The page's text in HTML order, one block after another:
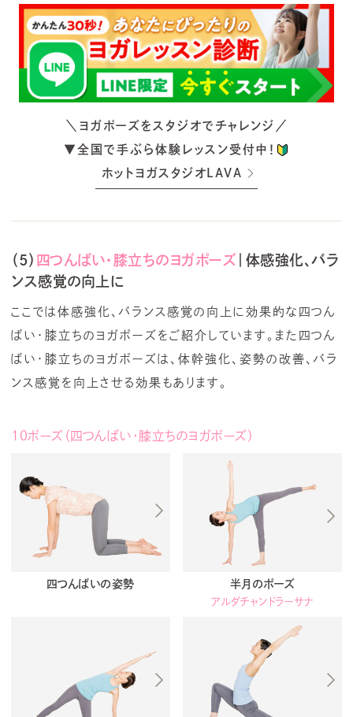
＼ヨガポーズをスタジオでチャレンジ／
▼全国で手ぶら体験レッスン受付中！
ホットヨガスタジオLAVA
（5） 四つんばい・膝立ちのヨガポーズ ｜体感強化、バラ
ンス感覚の向上に
ここでは体感強化、バランス感覚の向上に効果的な四つん
ばい・膝立ちのヨガポーズをご紹介しています。また四つん
ばい・膝立ちのヨガポーズは、体幹強化、姿勢の改善、バラ
ンス感覚を向上させる効果もあります。
10ポーズ（四つんばい・膝立ちのヨガポーズ）
四つんばいの姿勢 半月のポーズ
アルダチャンドラーサナ